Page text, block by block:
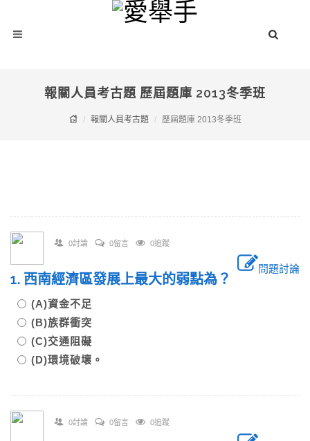
報關人員考古題 歷屆題庫 2013冬季班
報關人員考古題 歷屆題庫 2013冬季班
0討論 0留言 0追蹤
問題討論
1. 西南經濟區發展上最大的弱點為？
(A)資金不足
(B)族群衝突
(C)交通阻礙
(D)環境破壞。
0討論 0留言 0追蹤